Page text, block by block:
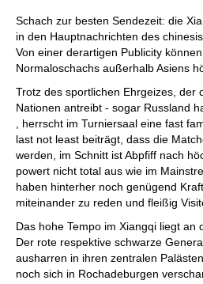
Schach zur besten Sendezeit: die
in den Hauptnachrichten des
Von einer derartigen Publicity
Normaloschachs außerhalb Asiens
Trotz des sportlichen Ehrgeizes, der
Nationen antreibt - sogar Russland
, herrscht im Turniersaal eine fast
last not least beiträgt, dass die
werden, im Schnitt ist Abpfiff nach
powert nicht total aus wie im
haben hinterher noch genügend
miteinander zu reden und fleißig
Das hohe Tempo im Xiangqi liegt an
Der rote respektive schwarze
ausharren in ihren zentralen
noch sich in Rochadeburgen